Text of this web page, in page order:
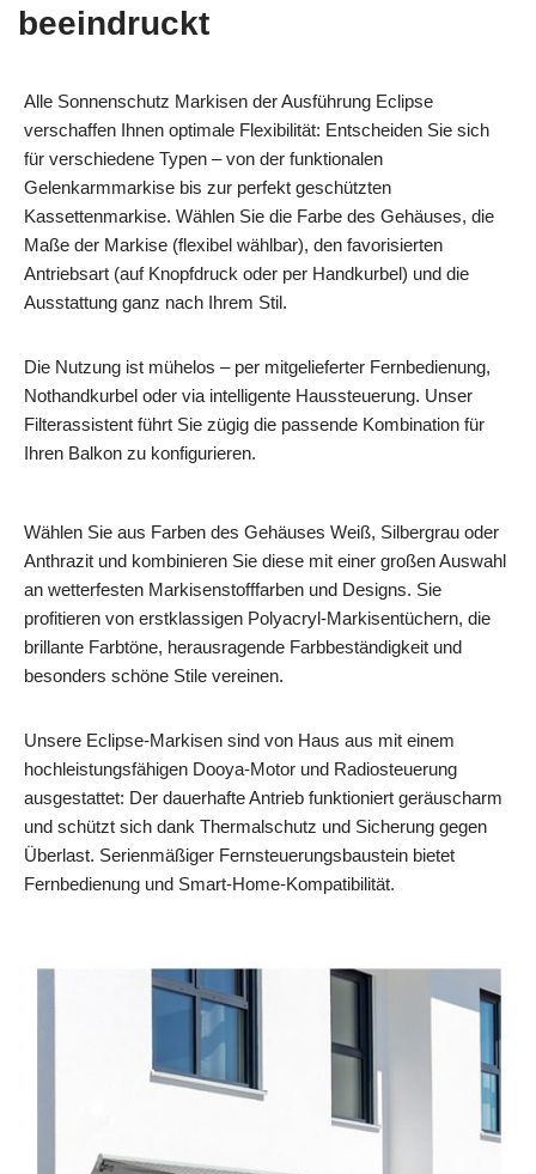
beeindruckt
Alle Sonnenschutz Markisen der Ausführung Eclipse
verschaffen Ihnen optimale Flexibilität: Entscheiden Sie sich
für verschiedene Typen – von der funktionalen
Gelenkarmmarkise bis zur perfekt geschützten
Kassettenmarkise. Wählen Sie die Farbe des Gehäuses, die
Maße der Markise (flexibel wählbar), den favorisierten
Antriebsart (auf Knopfdruck oder per Handkurbel) und die
Ausstattung ganz nach Ihrem Stil.
Die Nutzung ist mühelos – per mitgelieferter Fernbedienung,
Nothandkurbel oder via intelligente Haussteuerung. Unser
Filterassistent führt Sie zügig die passende Kombination für
Ihren Balkon zu konfigurieren.
Wählen Sie aus Farben des Gehäuses Weiß, Silbergrau oder
Anthrazit und kombinieren Sie diese mit einer großen Auswahl
an wetterfesten Markisenstofffarben und Designs. Sie
profitieren von erstklassigen Polyacryl-Markisentüchern, die
brillante Farbtöne, herausragende Farbbeständigkeit und
besonders schöne Stile vereinen.
Unsere Eclipse-Markisen sind von Haus aus mit einem
hochleistungsfähigen Dooya-Motor und Radiosteuerung
ausgestattet: Der dauerhafte Antrieb funktioniert geräuscharm
und schützt sich dank Thermalschutz und Sicherung gegen
Überlast. Serienmäßiger Fernsteuerungsbaustein bietet
Fernbedienung und Smart-Home-Kompatibilität.